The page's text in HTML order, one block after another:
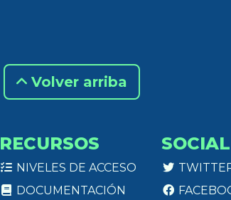
Volver arriba
RECURSOS
NIVELES DE ACCESO
DOCUMENTACIÓN
SOCIAL